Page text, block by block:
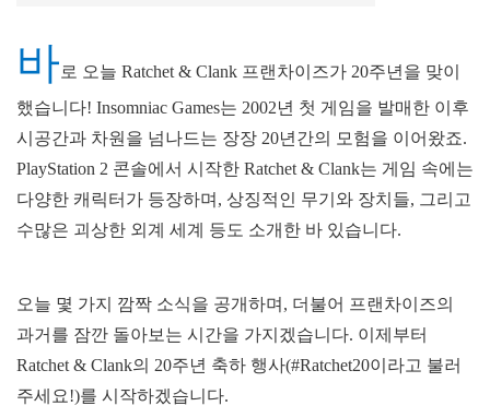
바 로 오늘 Ratchet & Clank 프랜차이즈가 20주년을 맞이
했습니다! Insomniac Games는 2002년 첫 게임을 발매한 이후
시공간과 차원을 넘나드는 장장 20년간의 모험을 이어왔죠.
PlayStation 2 콘솔에서 시작한 Ratchet & Clank는 게임 속에는
다양한 캐릭터가 등장하며, 상징적인 무기와 장치들, 그리고
수많은 괴상한 외계 세계 등도 소개한 바 있습니다.
오늘 몇 가지 깜짝 소식을 공개하며, 더불어 프랜차이즈의
과거를 잠깐 돌아보는 시간을 가지겠습니다. 이제부터
Ratchet & Clank의 20주년 축하 행사(#Ratchet20이라고 불러
주세요!)를 시작하겠습니다.